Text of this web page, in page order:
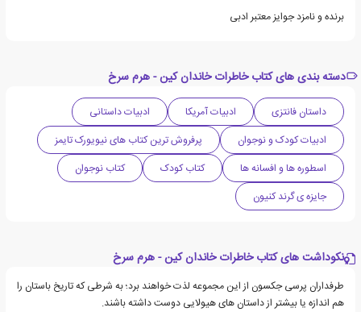
برنده و نامزد جوایز معتبر ادبی
دسته بندی های کتاب خاطرات خاندان کین - هرم سرخ
داستان فانتزی ادبیات آمریکا
ادبیات داستانی
ادبیات کودک و نوجوان
پرفروش ترین کتاب های نیویورک تایمز
اسطوره ها و افسانه ها
کتاب کودک
کتاب نوجوان
جایزه ی گرند کنیون
نکوداشت های کتاب خاطرات خاندان کین - هرم سرخ
طرفداران پرسی جکسون از این مجموعه لذت خواهند برد؛ به شرطی که تاریخ باستان را
هم اندازه یا بیشتر از داستان های هیولایی دوست داشته باشند.